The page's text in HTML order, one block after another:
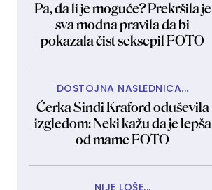
Pa, da li je moguće? Prekršila je
sva modna pravila da bi
pokazala čist seksepil FOTO
DOSTOJNA NASLEDNICA...
Ćerka Sindi Kraford oduševila
izgledom: Neki kažu da je lepša
od mame FOTO
NIJE LOŠE...